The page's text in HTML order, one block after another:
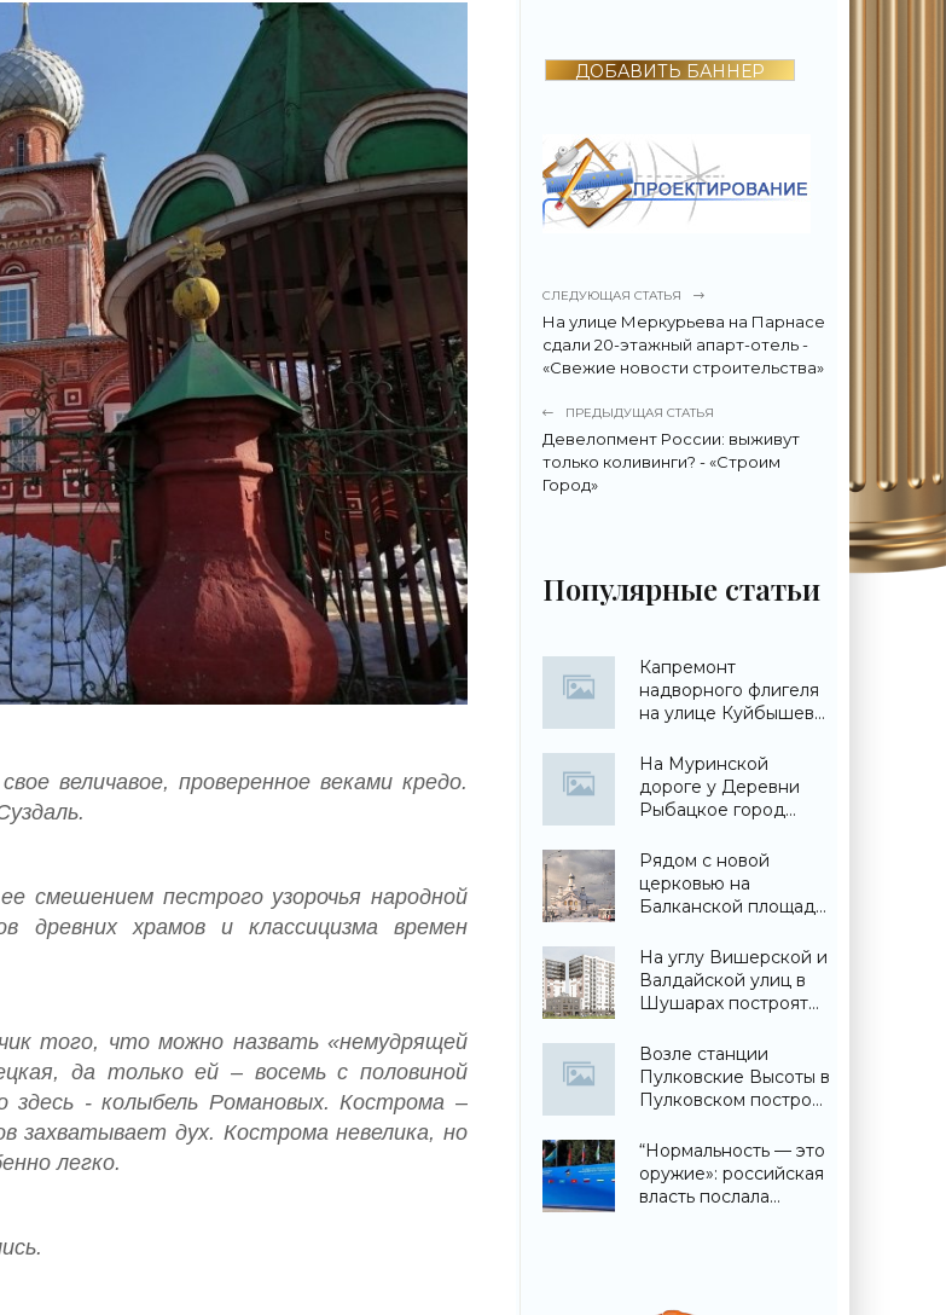
величавое, проверенное веками кредо.
смешением пестрого узорочья народной
древних храмов и классицизма времен
того, что можно назвать «немудрящей
да только ей – восемь с половиной
здесь - колыбель Романовых. Кострома –
захватывает дух. Кострома невелика, но
легко.
ДОБАВИТЬ БАННЕР
СЛЕДУЮЩАЯ СТАТЬЯ
На улице Меркурьева на Парнасе
сдали 20-этажный апарт-отель -
«Свежие новости строительства»
ПРЕДЫДУЩАЯ СТАТЬЯ
Девелопмент России: выживут
только коливинги? - «Строим
Город»
Популярные статьи
Капремонт
надворного флигеля
на улице Куйбышева
забросили - «Свежие
новости
строительства»
На Муринской
дороге у Деревни
Рыбацкое город
сад - «Свежие
новости
строительства»
Рядом с новой
церковью на
Балканской площади
собор - «Свежие
новости
строительства»
На углу Вишерской и
Валдайской улиц в
Шушарах построят
новости
строительства»
Возле станции
Пулковские Высоты в
Пулковском построят
«Свежие новости
строительства»
“Нормальность — это
оружие»: российская
власть послала